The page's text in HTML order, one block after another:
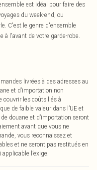
est idéal pour faire des
du week-end, ou
C'est le genre d'ensemble
à l'avant de votre garde-robe.
livrées à des adresses au
et d’importation non
couvrir les coûts liés à
de faible valeur dans l’UE et
douane et d’importation seront
avant que vous ne
vous reconnaissez et
et ne seront pas restitués en
l’exige.